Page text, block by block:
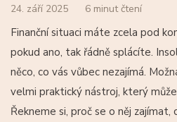
24. září 2025 6 minut čtení
Finanční situaci máte zcela pod
pokud ano, tak řádně splácíte.
něco, co vás vůbec nezajímá.
velmi praktický nástroj, který
Řekneme si, proč se o něj zajímat,